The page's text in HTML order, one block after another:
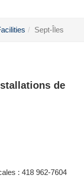
Sept-Îles
de
: 418 962-7604